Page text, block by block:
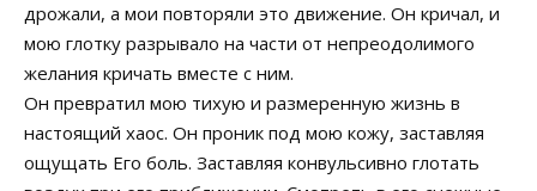
дрожали, а мои повторяли это движение. Он кричал, и
мою глотку разрывало на части от непреодолимого
желания кричать вместе с ним.
Он превратил мою тихую и размеренную жизнь в
настоящий хаос. Он проник под мою кожу, заставляя
ощущать Его боль. Заставляя конвульсивно глотать